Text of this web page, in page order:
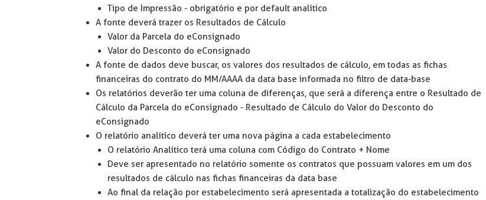
Tipo de Impressão - obrigatório e por default analítico
A fonte deverá trazer os Resultados de Cálculo
Valor da Parcela do eConsignado
Valor do Desconto do eConsignado
A fonte de dados deve buscar, os valores dos resultados de cálculo, em todas as fichas
financeiras do contrato do MM/AAAA da data base informada no filtro de data-base
Os relatórios deverão ter uma coluna de diferenças, que será a diferença entre o Resultado de
Cálculo da Parcela do eConsignado - Resultado de Cálculo do Valor do Desconto do
eConsignado
O relatório analítico deverá ter uma nova página a cada estabelecimento
O relatório Analítico terá uma coluna com Código do Contrato + Nome
Deve ser apresentado no relatório somente os contratos que possuam valores em um dos
resultados de cálculo nas fichas financeiras da data base
Ao final da relação por estabelecimento será apresentada a totalização do estabelecimento